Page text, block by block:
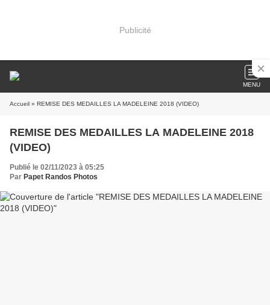
Publicité
MENU
Accueil » REMISE DES MEDAILLES LA MADELEINE 2018 (VIDEO)
REMISE DES MEDAILLES LA MADELEINE 2018
(VIDEO)
Publié le 02/11/2023 à 05:25
Par Papet Randos Photos